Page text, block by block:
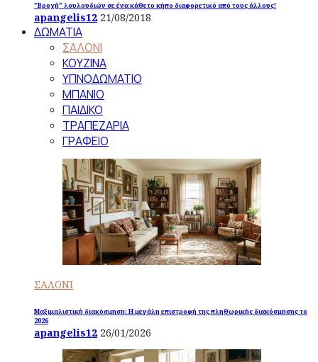
”Βροχή” λουλουδιών σε ένα κάθετο κήπο διαφορετικό από τους άλλους!
apangelis12 21/08/2018
ΔΩΜΑΤΙΑ
ΣΑΛΟΝΙ
ΚΟΥΖΙΝΑ
ΥΠΝΟΔΩΜΑΤΙΟ
ΜΠΑΝΙΟ
ΠΑΙΔΙΚΟ
ΤΡΑΠΕΖΑΡΙΑ
ΓΡΑΦΕΙΟ
ΣΑΛΟΝΙ
Μαξιμαλιστική διακόσμηση: Η μεγάλη επιστροφή της πληθωρικής διακόσμησης το
2026
apangelis12 26/01/2026